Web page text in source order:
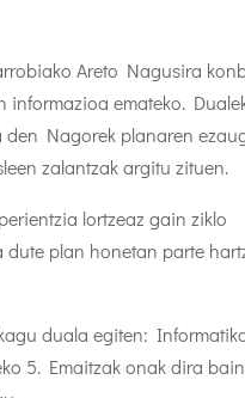
Areto Nagusira
emateko.
den Nagorek planaren
zalantzak argitu zituen.
lortzeaz gain ziklo
plan honetan parte
duala egiten:
5. Emaitzak onak dira